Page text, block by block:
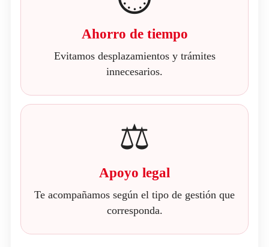
Ahorro de tiempo
Evitamos desplazamientos y trámites
innecesarios.
⚖️
Apoyo legal
Te acompañamos según el tipo de gestión que
corresponda.